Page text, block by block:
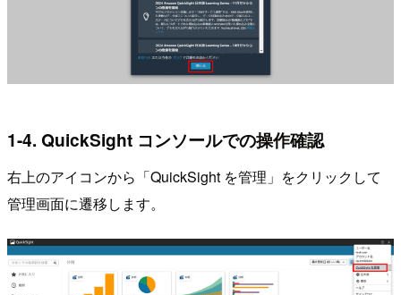
1-4. QuickSight コンソールでの操作確認
右上のアイコンから「QuickSight を管理」をクリックして
管理画面に遷移します。